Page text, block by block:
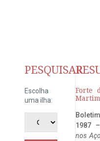
PESQUISAR
Escolha
uma ilha:
Forte
Martim
1987 –
nos